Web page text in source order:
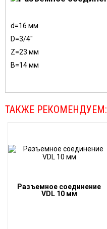
d=16 мм
D=3/4"
Z=23 мм
В=14 мм
ТАКЖЕ РЕКОМЕНДУЕМ:
Разъемное соединение
VDL 10 мм